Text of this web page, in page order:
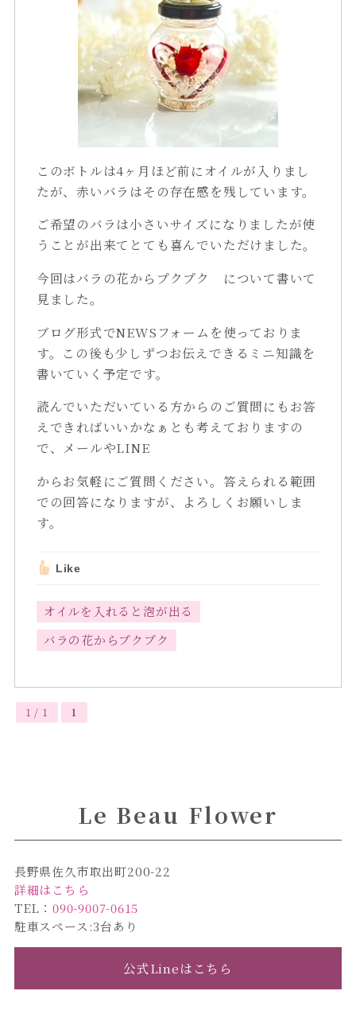
このボトルは4ヶ月ほど前にオイルが入りまし
たが、赤いバラはその存在感を残しています。
ご希望のバラは小さいサイズになりましたが使
うことが出来てとても喜んでいただけました。
今回はバラの花からプクプク について書いて
見ました。
ブログ形式でNEWSフォームを使っておりま
す。この後も少しずつお伝えできるミニ知識を
書いていく予定です。
読んでいただいている方からのご質問にもお答
えできればいいかなぁとも考えておりますの
で、メールやLINE
からお気軽にご質問ください。答えられる範囲
での回答になりますが、よろしくお願いしま
す。
Like
オイルを入れると泡が出る
バラの花からプクプク
1 / 1 1
Le Beau Flower
長野県佐久市取出町200-22
詳細はこちら
TEL：090-9007-0615
駐車スペース:3台あり
公式Lineはこちら